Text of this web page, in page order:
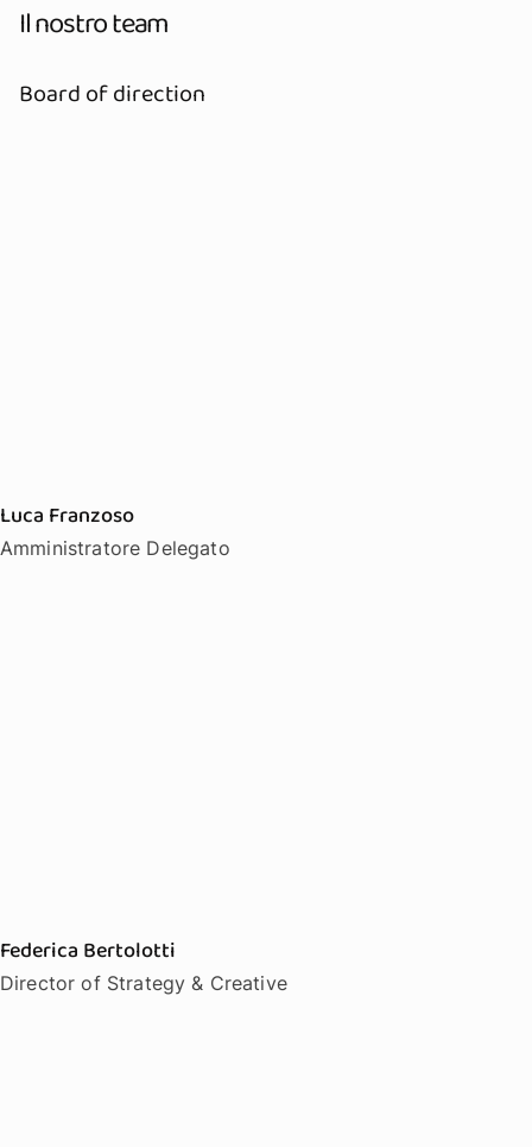
Il nostro team
Board of direction
Luca Franzoso
Amministratore Delegato
Federica Bertolotti
Director of Strategy & Creative